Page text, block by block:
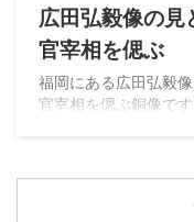
広田弘毅像の
官宰相を偲ぶ
福岡にある広田弘毅
官宰相を偲ぶ銅像です